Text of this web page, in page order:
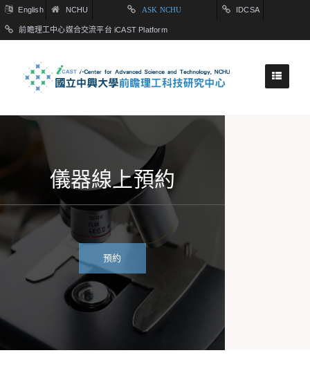
English NCHU ASK NCHU IDCSA
前瞻理工中心媒合交流平台 iCAST Platform
儀器線上預約
預約